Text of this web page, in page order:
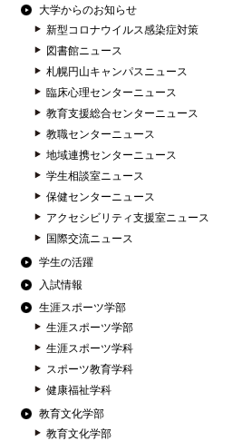
大学からのお知らせ
新型コロナウイルス感染症対策
図書館ニュース
札幌円山キャンパスニュース
臨床心理センターニュース
教育支援総合センターニュース
教職センターニュース
地域連携センターニュース
学生相談室ニュース
保健センターニュース
アクセシビリティ支援室ニュース
国際交流ニュース
学生の活躍
入試情報
生涯スポーツ学部
生涯スポーツ学部
生涯スポーツ学科
スポーツ教育学科
健康福祉学科
教育文化学部
教育文化学部